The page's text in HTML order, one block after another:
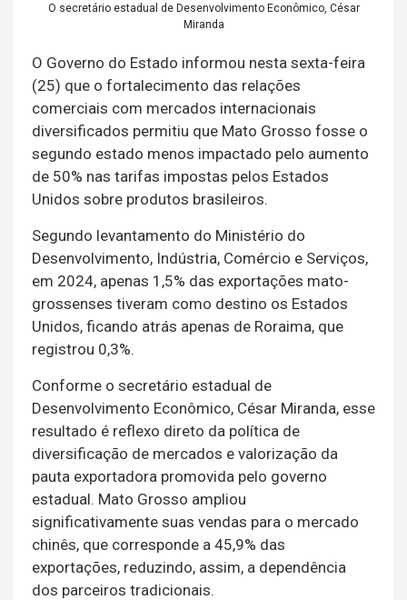
O secretário estadual de Desenvolvimento Econômico, César
Miranda
O Governo do Estado informou nesta sexta-feira
(25) que o fortalecimento das relações
comerciais com mercados internacionais
diversificados permitiu que Mato Grosso fosse o
segundo estado menos impactado pelo aumento
de 50% nas tarifas impostas pelos Estados
Unidos sobre produtos brasileiros.
Segundo levantamento do Ministério do
Desenvolvimento, Indústria, Comércio e Serviços,
em 2024, apenas 1,5% das exportações mato-
grossenses tiveram como destino os Estados
Unidos, ficando atrás apenas de Roraima, que
registrou 0,3%.
Conforme o secretário estadual de
Desenvolvimento Econômico, César Miranda, esse
resultado é reflexo direto da política de
diversificação de mercados e valorização da
pauta exportadora promovida pelo governo
estadual. Mato Grosso ampliou
significativamente suas vendas para o mercado
chinês, que corresponde a 45,9% das
exportações, reduzindo, assim, a dependência
dos parceiros tradicionais.